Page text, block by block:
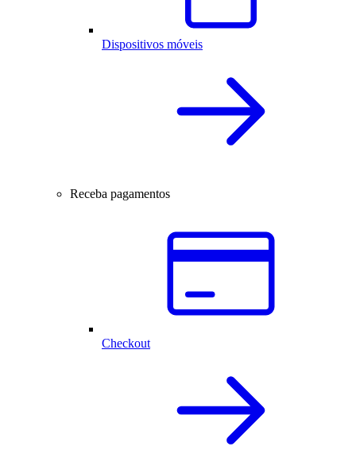
Dispositivos móveis
Receba pagamentos
Checkout